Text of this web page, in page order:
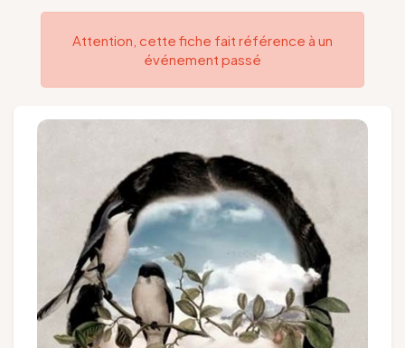
Nos suggestions
Suivez-nous
Groupes et voyagistes
Attention, cette fiche fait référence à un
événement passé